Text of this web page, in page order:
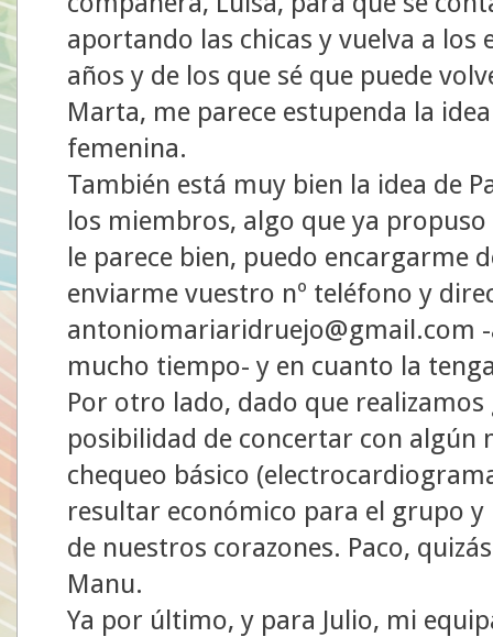
aportando las chicas y vuelva a los
años y de los que sé que puede
Marta, me parece estupenda la
femenina.
También está muy bien la idea de
los miembros, algo que ya
le parece bien, puedo encargarme
enviarme vuestro nº teléfono y
antoniomariaridruejo@gmail.com
mucho tiempo- y en cuanto la
Por otro lado, dado que
posibilidad de concertar con algún
chequeo básico
resultar económico para el grupo
de nuestros corazones. Paco,
Manu.
Ya por último, y para Julio, mi